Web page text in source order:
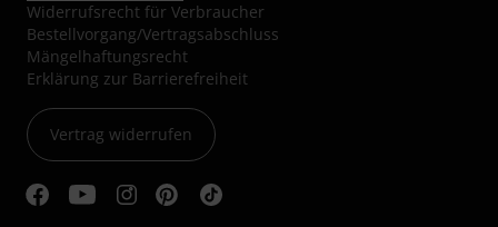
Widerrufsrecht für Verbraucher
Bestellvorgang/Vertragsabschluss
Mängelhaftungsrecht
Erklärung zur Barrierefreiheit
Vertrag widerrufen